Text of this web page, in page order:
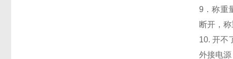
9．称重
断开，
10. 开不
外接电源